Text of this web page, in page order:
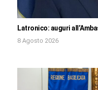
Latronico: auguri
8 Agosto 2026